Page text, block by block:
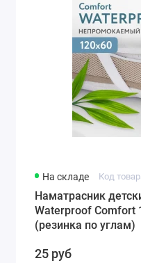
На складе Код
Наматрасник
Waterproof Comfort
(резинка по углам)
25 руб